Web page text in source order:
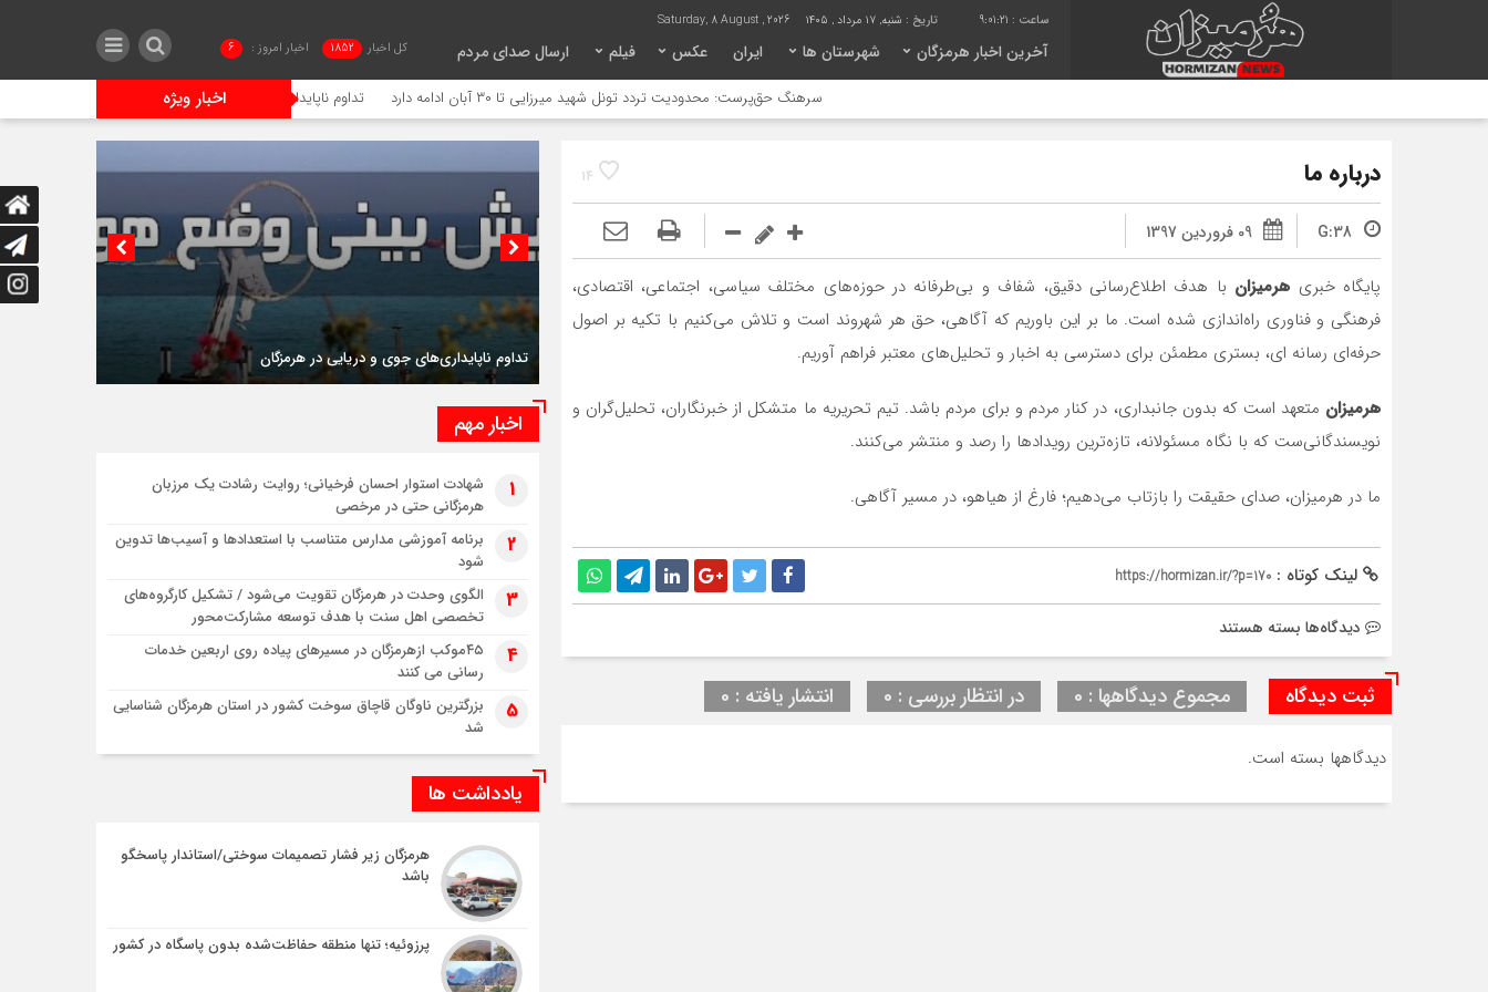
9:01:21 تاریخ : شنبه, ۱۷ مرداد , ۱۴۰۵ Saturday, 8 August , 2026
آخرین اخبار هرمزگان شهرستان ها ایران عکس فیلم ارسال صدای مردم کل اخبار 1852 اخبار امروز : 6
اخبار ویژه سرهنگ حق‌پرست: محدودیت تردد تونل شهید میرزایی تا ۳۰ آبان ادامه دارد تداوم ناپایداری‌های جوی و دریایی در هرمزگان
14 درباره ما
G:38 09 فروردین 1397
پایگاه خبری هرمیزان با هدف اطلاع‌رسانی دقیق، شفاف و بی‌طرفانه در حوزه‌های مختلف سیاسی، اجتماعی، اقتصادی،
فرهنگی و فناوری راه‌اندازی شده است. ما بر این باوریم که آگاهی، حق هر شهروند است و تلاش می‌کنیم با تکیه بر اصول
حرفه‌ای رسانه ای، بستری مطمئن برای دسترسی به اخبار و تحلیل‌های معتبر فراهم آوریم.
هرمیزان متعهد است که بدون جانبداری، در کنار مردم و برای مردم باشد. تیم تحریریه ما متشکل از خبرنگاران، تحلیل‌گران و
نویسندگانی‌ست که با نگاه مسئولانه، تازه‌ترین رویدادها را رصد و منتشر می‌کنند.
ما در هرمیزان، صدای حقیقت را بازتاب می‌دهیم؛ فارغ از هیاهو، در مسیر آگاهی.
لینک کوتاه : https://hormizan.ir/?p=170
دیدگاه‌ها برای
درباره
ما
بسته هستند
ثبت دیدگاه مجموع دیدگاهها : 0 در انتظار بررسی : 0 انتشار یافته : 0
دیدگاهها بسته است.
تداوم ناپایداری‌های جوی و دریایی در هرمزگان
اخبار مهم
1
شهادت استوار احسان فرخیانی؛ روایت رشادت یک مرزبان
هرمزگانی حتی در مرخصی
2
برنامه آموزشی مدارس متناسب با استعدادها و آسیب‌ها تدوین
شود
3
الگوی وحدت در هرمزگان تقویت می‌شود / تشکیل کارگروه‌های
تخصصی اهل سنت با هدف توسعه مشارکت‌محور
4
۴۵موکب ازهرمزگان در مسیرهای پیاده روی اربعین خدمات
رسانی می کنند
5
بزرگترین ناوگان قاچاق سوخت کشور در استان هرمزگان شناسایی
شد
یادداشت ها
هرمزگان زیر فشار تصمیمات سوختی/استاندار پاسخگو
باشد
پرزوئیه؛ تنها منطقه حفاظت‌شده بدون پاسگاه در کشور